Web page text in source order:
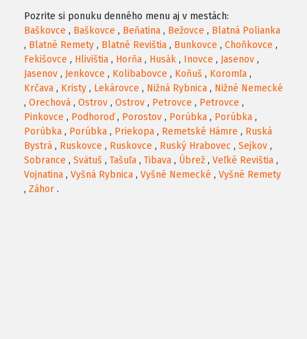
Pozrite si ponuku denného menu aj v mestách:
Baškovce , Baškovce , Beňatina , Bežovce , Blatná Polianka
, Blatné Remety , Blatné Revištia , Bunkovce , Choňkovce ,
Fekišovce , Hlivištia , Horňa , Husák , Inovce , Jasenov ,
Jasenov , Jenkovce , Kolibabovce , Koňuš , Koromľa ,
Krčava , Kristy , Lekárovce , Nižná Rybnica , Nižné Nemecké
, Orechová , Ostrov , Ostrov , Petrovce , Petrovce ,
Pinkovce , Podhoroď, Porostov , Porúbka , Porúbka ,
Porúbka , Porúbka , Priekopa , Remetské Hámre , Ruská
Bystrá , Ruskovce , Ruskovce , Ruský Hrabovec , Sejkov ,
Sobrance , Svätuš , Tašuľa , Tibava , Úbrež , Veľké Revištia ,
Vojnatina , Vyšná Rybnica , Vyšné Nemecké , Vyšné Remety
, Záhor .